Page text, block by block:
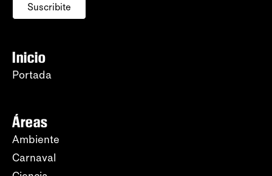
Suscribite
Inicio
Portada
Áreas
Ambiente
Carnaval